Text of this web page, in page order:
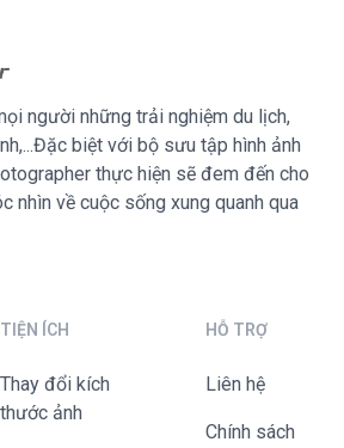
người những trải nghiệm du lịch,
biệt với bộ sưu tập hình ảnh
thực hiện sẽ đem đến cho
nhìn về cuộc sống xung quanh qua
TIỆN ÍCH
Thay đổi kích
thước ảnh
HỖ TRỢ
liên hệ
Chính sách